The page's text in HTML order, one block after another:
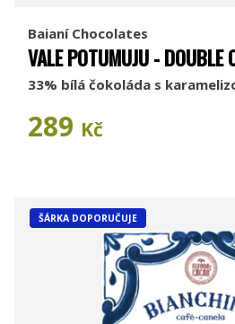
Baianí Chocolates
VALE POTUMUJU - DOUBLE
33% bílá čokoláda s
289 Kč
ŠÁRKA DOPORUČUJE